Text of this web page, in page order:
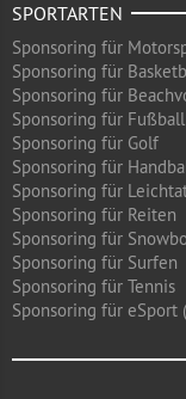
SPORTARTEN
Sponsoring für
Sponsoring für
Sponsoring für
Sponsoring für Fußball
Sponsoring für Golf
Sponsoring für
Sponsoring für
Sponsoring für Reiten
Sponsoring für
Sponsoring für Surfen
Sponsoring für Tennis
Sponsoring für eSport